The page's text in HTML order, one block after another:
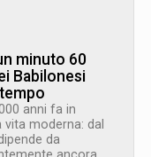
minuto 60
Babilonesi
anni fa in
moderna: dal
da